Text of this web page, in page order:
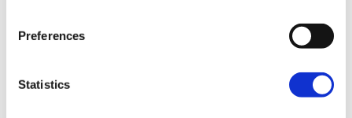
Preferences
Statistics
datos fragmentados.
Nuestra conectividad de datos fortalece y unifica los